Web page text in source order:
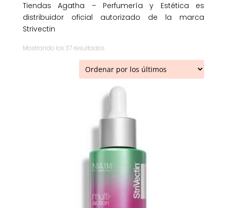
Tiendas Agatha – Perfumería y Estética es
distribuidor oficial autorizado de la marca
Strivectin
Mostrando los 37 resultadosOrdenado
por
los